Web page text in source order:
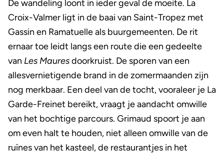
De wandeling loont in ieder geval de moeite. La
Croix-Valmer ligt in de baai van Saint-Tropez met
Gassin en Ramatuelle als buurgemeenten. De rit
ernaar toe leidt langs een route die een gedeelte
van Les Mauresdoorkruist. De sporen van een
allesvernietigende brand in de zomermaanden zijn
nog merkbaar. Een deel van de tocht, vooraleer je La
Garde-Freinet bereikt, vraagt je aandacht omwille
van het bochtige parcours. Grimaud spoort je aan
om even halt te houden, niet alleen omwille van de
ruïnes van het kasteel, de restaurantjes in het